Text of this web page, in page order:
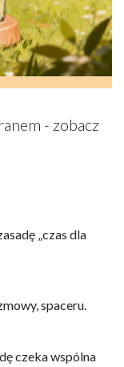
- zobacz
„czas dla
spaceru.
czeka wspólna